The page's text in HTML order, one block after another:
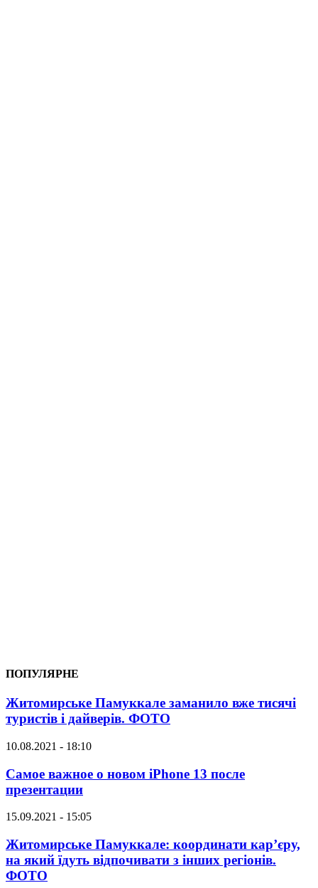
ПОПУЛЯРНЕ
Житомирське Памуккале заманило вже тисячі
туристів і дайверів. ФОТО
10.08.2021 - 18:10
Самое важное о новом iPhone 13 после
презентации
15.09.2021 - 15:05
Житомирське Памуккале: координати кар’єру,
на який їдуть відпочивати з інших регіонів.
ФОТО